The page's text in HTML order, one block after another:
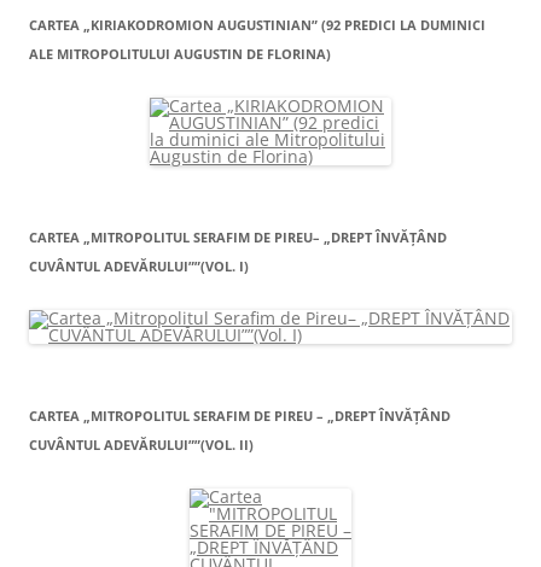
CARTEA „KIRIAKODROMION AUGUSTINIAN” (92 PREDICI LA DUMINICI
ALE MITROPOLITULUI AUGUSTIN DE FLORINA)
CARTEA „MITROPOLITUL SERAFIM DE PIREU– „DREPT ÎNVĂŢÂND
CUVÂNTUL ADEVĂRULUI””(VOL. I)
CARTEA „MITROPOLITUL SERAFIM DE PIREU – „DREPT ÎNVĂŢÂND
CUVÂNTUL ADEVĂRULUI””(VOL. II)